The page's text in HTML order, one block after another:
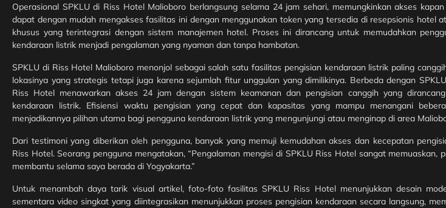
Operasional SPKLU di Riss Hotel Malioboro berlangsung selama 24 jam sehari, memungkinkan akses
dapat dengan mudah mengakses fasilitas ini dengan menggunakan token yang tersedia di resepsionis hotel
khusus yang terintegrasi dengan sistem manajemen hotel. Proses ini dirancang untuk memudahkan
kendaraan listrik menjadi pengalaman yang nyaman dan tanpa hambatan.
SPKLU di Riss Hotel Malioboro menonjol sebagai salah satu fasilitas pengisian kendaraan listrik paling
lokasinya yang strategis tetapi juga karena sejumlah fitur unggulan yang dimilikinya. Berbeda dengan
Riss Hotel menawarkan akses 24 jam dengan sistem keamanan dan pengisian canggih yang
kendaraan listrik. Efisiensi waktu pengisian yang cepat dan kapasitas yang mampu menangani
menjadikannya pilihan utama bagi pengguna kendaraan listrik yang mengunjungi atau menginap di area
Dari testimoni yang diberikan oleh pengguna, banyak yang memuji kemudahan akses dan kecepatan
Riss Hotel. Seorang pengguna mengatakan, “Pengalaman mengisi di SPKLU Riss Hotel sangat memuaskan,
membantu selama saya berada di Yogyakarta.”
Untuk menambah daya tarik visual artikel, foto-foto fasilitas SPKLU Riss Hotel menunjukkan desain
sementara video singkat yang diintegrasikan menunjukkan proses pengisian kendaraan secara langsung,